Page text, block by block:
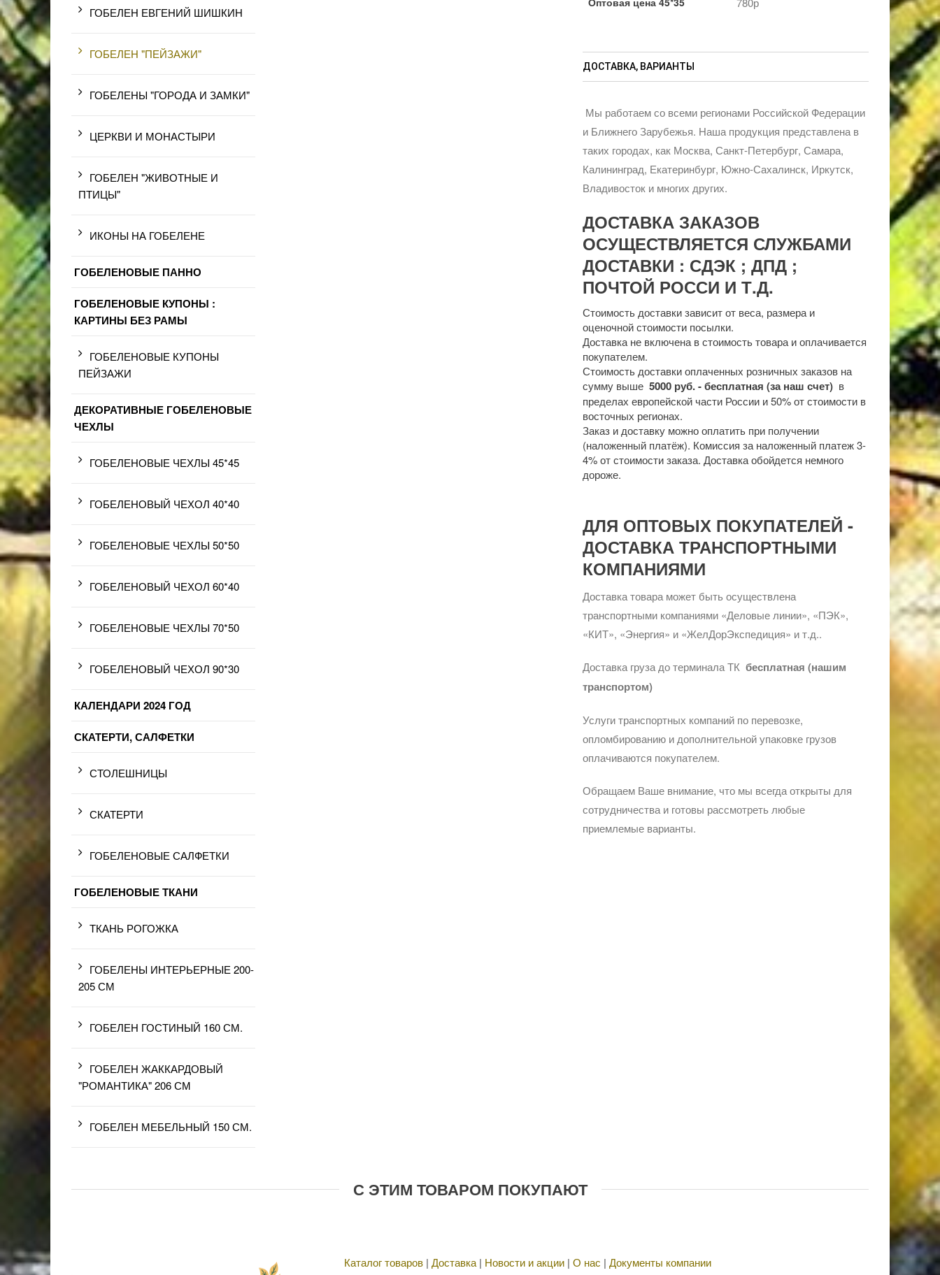
ДОСТАВКА, ВАРИАНТЫ
Мы работаем со всеми регионами Российской Федерации
и Ближнего Зарубежья. Наша продукция представлена в
таких городах, как Москва, Санкт-Петербург, Самара,
Калининград, Екатеринбург, Южно-Сахалинск, Иркутск,
Владивосток и многих других.
ДОСТАВКА ЗАКАЗОВ
ОСУЩЕСТВЛЯЕТСЯ СЛУЖБАМИ
ДОСТАВКИ : СДЭК ; ДПД ;
ПОЧТОЙ РОССИ И Т.Д.
Стоимость доставки зависит от веса, размера и
оценочной стоимости посылки.
Доставка не включена в стоимость товара и оплачивается
покупателем.
Стоимость доставки оплаченных розничных заказов на
сумму выше 5000 руб. - бесплатная (за наш счет) в
пределах европейской части России и 50% от стоимости в
восточных регионах.
Заказ и доставку можно оплатить при получении
(наложенный платёж). Комиссия за наложенный платеж 3-
4% от стоимости заказа. Доставка обойдется немного
дороже.
ДЛЯ ОПТОВЫХ ПОКУПАТЕЛЕЙ -
ДОСТАВКА ТРАНСПОРТНЫМИ
КОМПАНИЯМИ
Доставка товара может быть осуществлена
транспортными компаниями «Деловые линии», «ПЭК»,
«КИТ», «Энергия» и «ЖелДорЭкспедиция» и т.д..
Доставка груза до терминала ТКбесплатная (нашим
транспортом)
Услуги транспортных компаний по перевозке,
опломбированию и дополнительной упаковке грузов
оплачиваются покупателем.
Обращаем Ваше внимание, что мы всегда открыты для
сотрудничества и готовы рассмотреть любые
приемлемые варианты.
ГОБЕЛЕН ЕВГЕНИЙ ШИШКИН
ГОБЕЛЕН "ПЕЙЗАЖИ"
ГОБЕЛЕНЫ "ГОРОДА И ЗАМКИ"
ЦЕРКВИ И МОНАСТЫРИ
ГОБЕЛЕН "ЖИВОТНЫЕ И
ПТИЦЫ"
ИКОНЫ НА ГОБЕЛЕНЕ
ГОБЕЛЕНОВЫЕ ПАННО
ГОБЕЛЕНОВЫЕ КУПОНЫ :
КАРТИНЫ БЕЗ РАМЫ
ГОБЕЛЕНОВЫЕ КУПОНЫ
ПЕЙЗАЖИ
ДЕКОРАТИВНЫЕ ГОБЕЛЕНОВЫЕ
ЧЕХЛЫ
ГОБЕЛЕНОВЫЕ ЧЕХЛЫ 45*45
ГОБЕЛЕНОВЫЙ ЧЕХОЛ 40*40
ГОБЕЛЕНОВЫЕ ЧЕХЛЫ 50*50
ГОБЕЛЕНОВЫЙ ЧЕХОЛ 60*40
ГОБЕЛЕНОВЫЕ ЧЕХЛЫ 70*50
ГОБЕЛЕНОВЫЙ ЧЕХОЛ 90*30
КАЛЕНДАРИ 2024 ГОД
СКАТЕРТИ, САЛФЕТКИ
СТОЛЕШНИЦЫ
СКАТЕРТИ
ГОБЕЛЕНОВЫЕ САЛФЕТКИ
ГОБЕЛЕНОВЫЕ ТКАНИ
ТКАНЬ РОГОЖКА
ГОБЕЛЕНЫ ИНТЕРЬЕРНЫЕ 200-
205 СМ
ГОБЕЛЕН ГОСТИНЫЙ 160 СМ.
ГОБЕЛЕН ЖАККАРДОВЫЙ
"РОМАНТИКА" 206 СМ
ГОБЕЛЕН МЕБЕЛЬНЫЙ 150 СМ.
С ЭТИМ ТОВАРОМ ПОКУПАЮТ
Каталог товаров | Доставка | Новости и акции | О нас | Документы компании